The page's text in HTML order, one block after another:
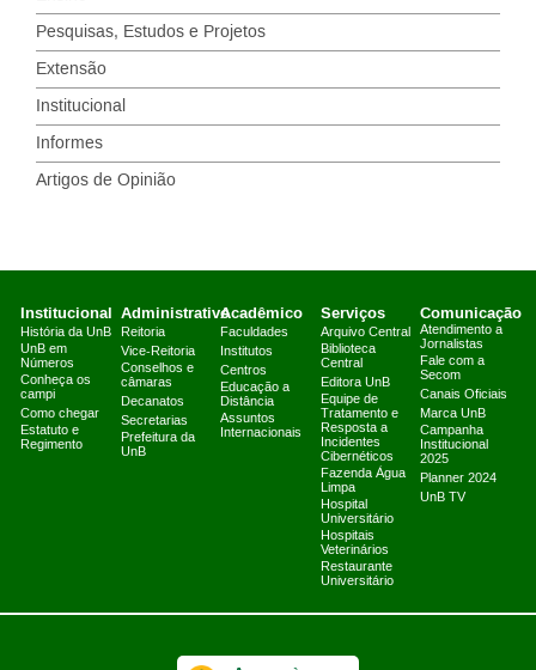
Pesquisas, Estudos e Projetos
Extensão
Institucional
Informes
Artigos de Opinião
Institucional
História da UnB
UnB em
Números
Conheça os
campi
Como chegar
Estatuto e
Regimento
Administrativo
Reitoria
Vice-Reitoria
Conselhos e
câmaras
Decanatos
Secretarias
Prefeitura da
UnB
Acadêmico
Faculdades
Institutos
Centros
Educação a
Distância
Assuntos
Internacionais
Serviços
Arquivo Central
Biblioteca
Central
Editora UnB
Equipe de
Tratamento e
Resposta a
Incidentes
Cibernéticos
Fazenda Água
Limpa
Hospital
Universitário
Hospitais
Veterinários
Restaurante
Universitário
Comunicação
Atendimento a
Jornalistas
Fale com a
Secom
Canais Oficiais
Marca UnB
Campanha
Institucional
2025
Planner 2024
UnB TV